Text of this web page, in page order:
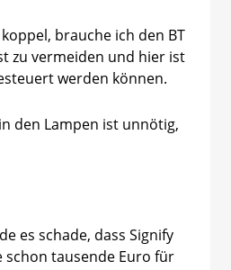
brauche ich den BT
zu vermeiden und hier ist
werden können.
den Lampen ist unnötig,
es schade, dass Signify
tausende Euro für